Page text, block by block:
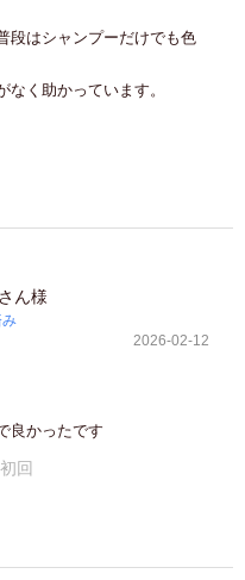
段はシャンプーだけでも色
く助かっています。
ん様
2026-02-12
良かったです
回